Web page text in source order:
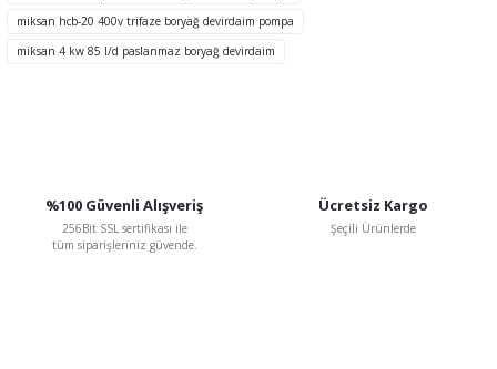
miksan hcb-20 400v trifaze boryağ devirdaim pompa
miksan 4 kw 85 l/d paslanmaz boryağ devirdaim
%100 Güvenli Alışveriş
256Bit SSL sertifikası ile
tüm siparişleriniz güvende.
Ücretsiz Kargo
Şeçili Ürünlerde